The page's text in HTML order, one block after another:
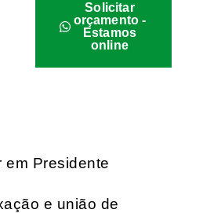
Solicitar
orçamento -
Estamos
online
em Presidente
e união de